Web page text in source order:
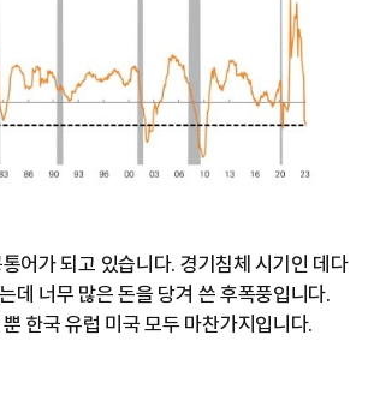
어가 되고 있습니다. 경기침체 시기인 데다
데 너무 많은 돈을 당겨 쓴 후폭풍입니다.
한국 유럽 미국 모두 마찬가지입니다.